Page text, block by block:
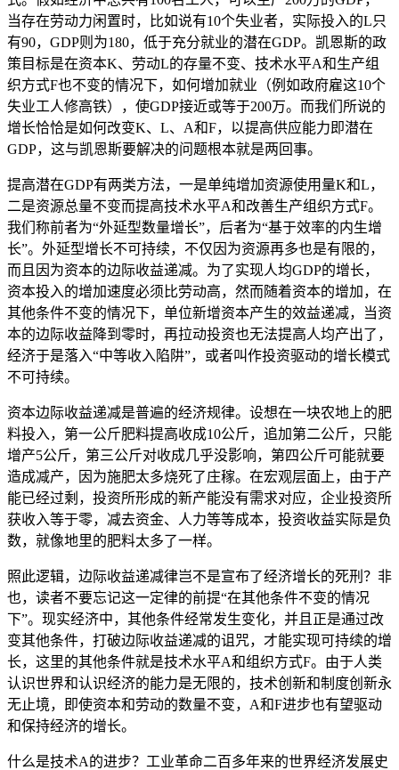
当存在劳动力闲置时，比如说有10个失业者，实际投入的L只
有90，GDP则为180，低于充分就业的潜在GDP。凯恩斯的政
策目标是在资本K、劳动L的存量不变、技术水平A和生产组
织方式F也不变的情况下，如何增加就业（例如政府雇这10个
失业工人修高铁），使GDP接近或等于200万。而我们所说的
增长恰恰是如何改变K、L、A和F，以提高供应能力即潜在
GDP，这与凯恩斯要解决的问题根本就是两回事。
提高潜在GDP有两类方法，一是单纯增加资源使用量K和L，
二是资源总量不变而提高技术水平A和改善生产组织方式F。
我们称前者为“外延型数量增长”，后者为“基于效率的内生增
长”。外延型增长不可持续，不仅因为资源再多也是有限的，
而且因为资本的边际收益递减。为了实现人均GDP的增长，
资本投入的增加速度必须比劳动高，然而随着资本的增加，在
其他条件不变的情况下，单位新增资本产生的效益递减，当资
本的边际收益降到零时，再拉动投资也无法提高人均产出了，
经济于是落入“中等收入陷阱”，或者叫作投资驱动的增长模式
不可持续。
资本边际收益递减是普遍的经济规律。设想在一块农地上的肥
料投入，第一公斤肥料提高收成10公斤，追加第二公斤，只能
增产5公斤，第三公斤对收成几乎没影响，第四公斤可能就要
造成减产，因为施肥太多烧死了庄稼。在宏观层面上，由于产
能已经过剩，投资所形成的新产能没有需求对应，企业投资所
获收入等于零，减去资金、人力等等成本，投资收益实际是负
数，就像地里的肥料太多了一样。
照此逻辑，边际收益递减律岂不是宣布了经济增长的死刑？非
也，读者不要忘记这一定律的前提“在其他条件不变的情况
下”。现实经济中，其他条件经常发生变化，并且正是通过改
变其他条件，打破边际收益递减的诅咒，才能实现可持续的增
长，这里的其他条件就是技术水平A和组织方式F。由于人类
认识世界和认识经济的能力是无限的，技术创新和制度创新永
无止境，即使资本和劳动的数量不变，A和F进步也有望驱动
和保持经济的增长。
什么是技术A的进步？工业革命二百多年来的世界经济发展史